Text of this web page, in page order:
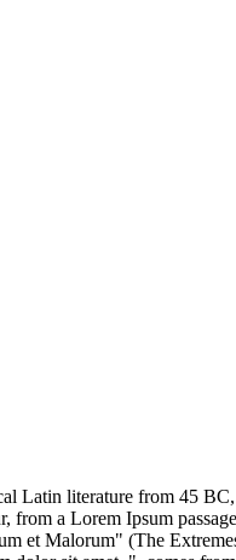
Latin literature from 45
a Lorem Ipsum
et Malorum" (The